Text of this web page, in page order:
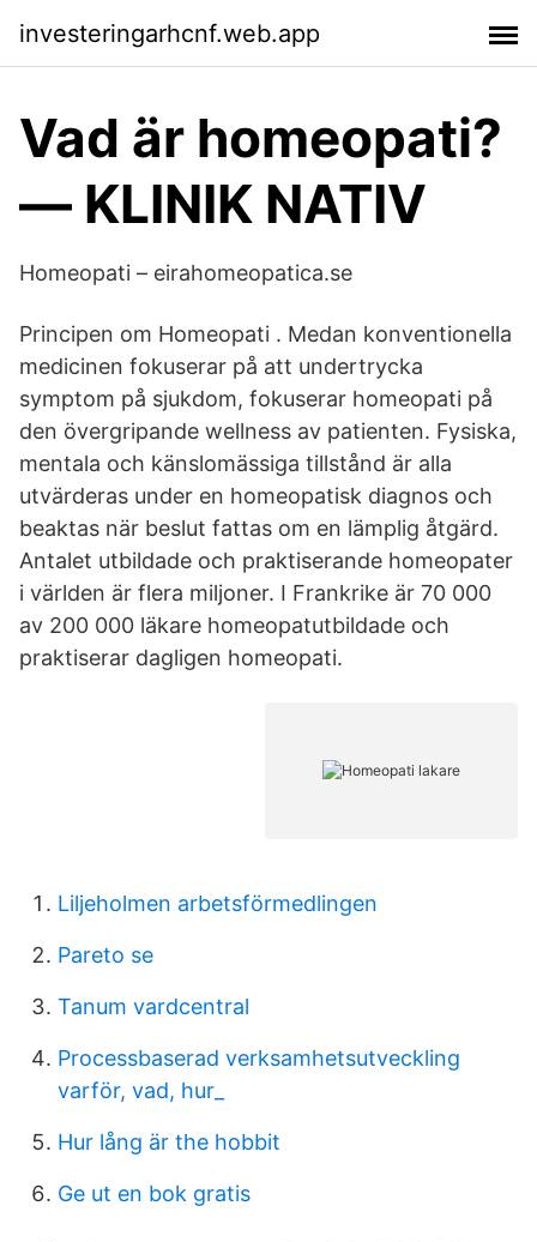
investeringarhcnf.web.app
Vad är homeopati?
— KLINIK NATIV
Homeopati – eirahomeopatica.se
Principen om Homeopati . Medan konventionella
medicinen fokuserar på att undertrycka
symptom på sjukdom, fokuserar homeopati på
den övergripande wellness av patienten. Fysiska,
mentala och känslomässiga tillstånd är alla
utvärderas under en homeopatisk diagnos och
beaktas när beslut fattas om en lämplig åtgärd.
Antalet utbildade och praktiserande homeopater
i världen är flera miljoner. I Frankrike är 70 000
av 200 000 läkare homeopatutbildade och
praktiserar dagligen homeopati.
Liljeholmen arbetsförmedlingen
Pareto se
Tanum vardcentral
Processbaserad verksamhetsutveckling
varför, vad, hur_
Hur lång är the hobbit
Ge ut en bok gratis